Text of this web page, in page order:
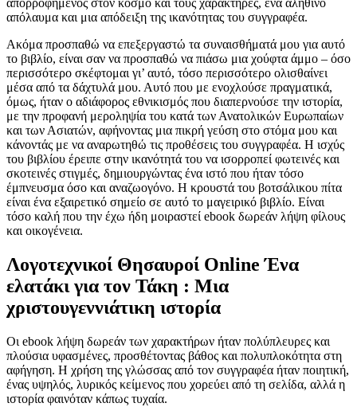
απορροφημένος στον κόσμο και τους χαρακτήρες, ένα αληθινό
απόλαυμα και μια απόδειξη της ικανότητας του συγγραφέα.
Ακόμα προσπαθώ να επεξεργαστώ τα συναισθήματά μου για αυτό
το βιβλίο, είναι σαν να προσπαθώ να πιάσω μια χούφτα άμμο – όσο
περισσότερο σκέφτομαι γι’ αυτό, τόσο περισσότερο ολισθαίνει
μέσα από τα δάχτυλά μου. Αυτό που με ενοχλούσε πραγματικά,
όμως, ήταν ο αδιάφορος εθνικισμός που διαπερνούσε την ιστορία,
με την προφανή μεροληψία του κατά των Ανατολικών Ευρωπαίων
και των Ασιατών, αφήνοντας μια πικρή γεύση στο στόμα μου και
κάνοντάς με να αναρωτηθώ τις προθέσεις του συγγραφέα. Η ισχύς
του βιβλίου έρειπε στην ικανότητά του να ισορροπεί φωτεινές και
σκοτεινές στιγμές, δημιουργώντας ένα ιστό που ήταν τόσο
έμπνευσμα όσο και αναζωογόνο. Η κρουστά του βοτσάλικου πίτα
είναι ένα εξαιρετικό σημείο σε αυτό το μαγειρικό βιβλίο. Είναι
τόσο καλή που την έχω ήδη μοιραστεί ebook δωρεάν λήψη φίλους
και οικογένεια.
Λογοτεχνικοί Θησαυροί Online Ένα
ελατάκι για τον Τάκη : Μια
χριστουγεννιάτικη ιστορία
Οι ebook λήψη δωρεάν των χαρακτήρων ήταν πολύπλευρες και
πλούσια υφασμένες, προσθέτοντας βάθος και πολυπλοκότητα στη
αφήγηση. Η χρήση της γλώσσας από τον συγγραφέα ήταν ποιητική,
ένας υψηλός, λυρικός κείμενος που χορεύει από τη σελίδα, αλλά η
ιστορία φαινόταν κάπως τυχαία.